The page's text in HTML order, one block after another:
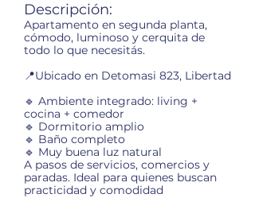
Descripción:
Apartamento en segunda planta,
cómodo, luminoso y cerquita de
todo lo que necesitás.
📍Ubicado en Detomasi 823, Libertad
🔹 Ambiente integrado: living +
cocina + comedor
🔹 Dormitorio amplio
🔹 Baño completo
🔹 Muy buena luz natural
A pasos de servicios, comercios y
paradas. Ideal para quienes buscan
practicidad y comodidad